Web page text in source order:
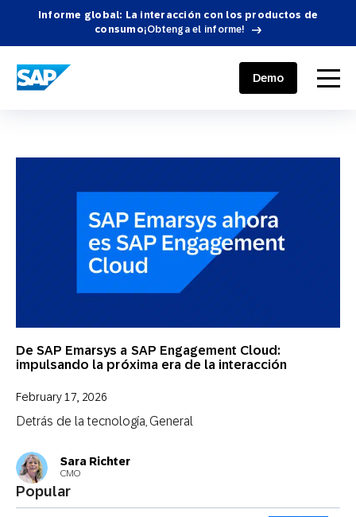
Informe global: La interacción con los productos de
consumo¡Obtenga el informe!
SAP ENGAGEMENT CLOUD menu
Demo
De SAP Emarsys a SAP Engagement Cloud:
impulsando la próxima era de la interacción
February 17, 2026
Detrás de la tecnología General
Sara Richter
CMO
Popular